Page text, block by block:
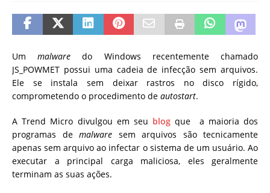
Ummalware do Windows recentemente chamado
JS_POWMET possui uma cadeia de infecção sem arquivos.
Ele se instala sem deixar rastros no disco rígido,
comprometendo o procedimento de autostart.
A Trend Micro divulgou em seu blogque a maioria dos
programas de malware sem arquivos são tecnicamente
apenas sem arquivo ao infectar o sistema de um usuário. Ao
executar a principal carga maliciosa, eles geralmente
terminam as suas ações.